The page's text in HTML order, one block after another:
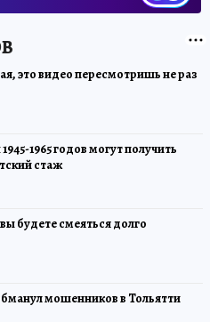
это видео пересмотришь не раз
1965 годов могут получить
стаж
будете смеяться долго
мошенников в Тольятти